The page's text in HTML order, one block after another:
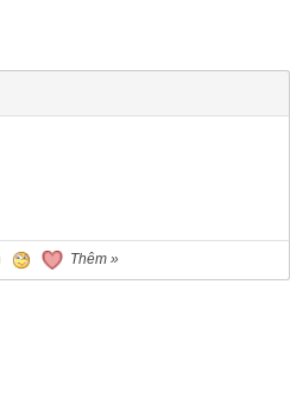
Thêm »